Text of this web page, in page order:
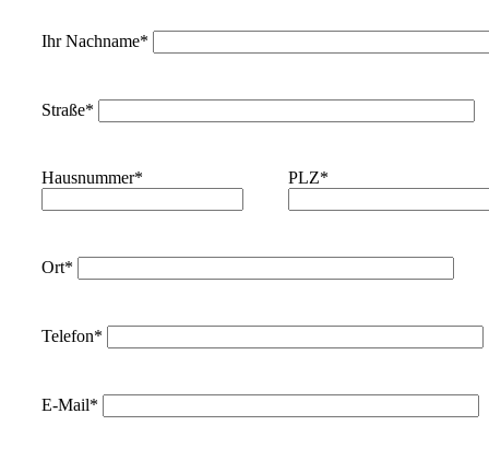
Ihr Nachname*
Straße*
Hausnummer* PLZ*
Ort*
Telefon*
E-Mail*